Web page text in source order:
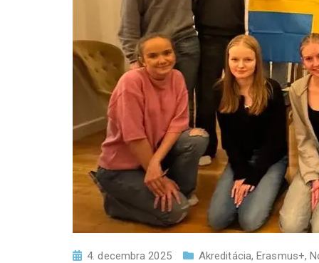
4. decembra 2025 Akreditácia,Erasmus+,